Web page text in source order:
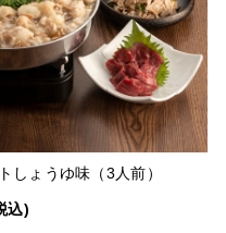
しょうゆ味（3人前）
込)